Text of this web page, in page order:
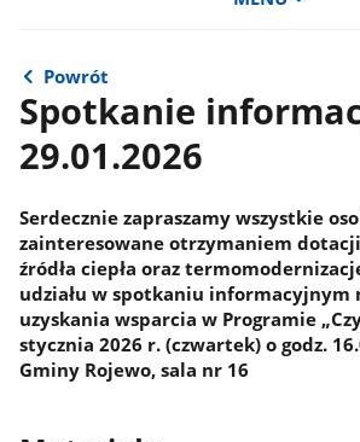
Powrót
Spotkanie
29.01.2026
Serdecznie zapraszamy wszystkie
zainteresowane otrzymaniem
źródła ciepła oraz
udziału w spotkaniu informacyjnym
uzyskania wsparcia w Programie
stycznia 2026 r. (czwartek) o godz.
Gminy Rojewo, sala nr 16